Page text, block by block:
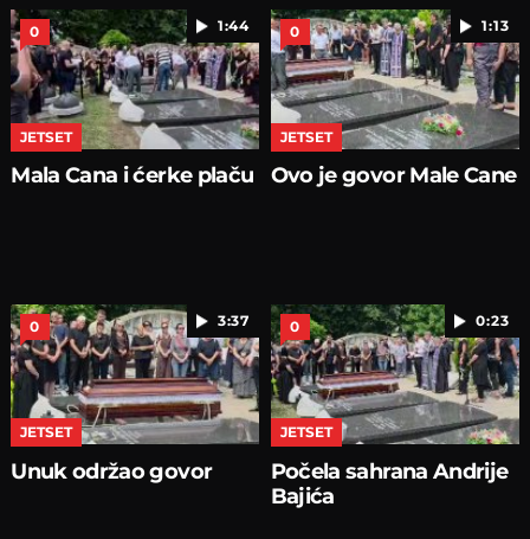
1:44
0
JETSET
Mala Cana i ćerke plaču
1:13
0
JETSET
Ovo je govor Male Cane
3:37
0
JETSET
Unuk održao govor
0:23
0
JETSET
Počela sahrana Andrije
Bajića